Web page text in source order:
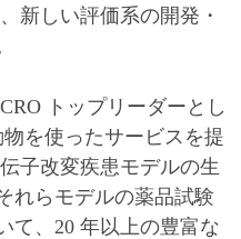
新しい評価系の開発・
トップリーダーとし
を使ったサービスを提
子改変疾患モデルの生
れらモデルの薬品試験
て、20 年以上の豊富な